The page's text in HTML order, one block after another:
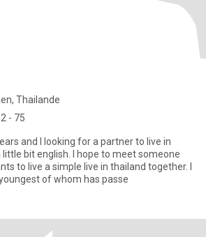
Thailande
- 75
and I looking for a partner to live in
little bit english. I hope to meet someone
to live a simple live in thailand together. I
of whom has passe